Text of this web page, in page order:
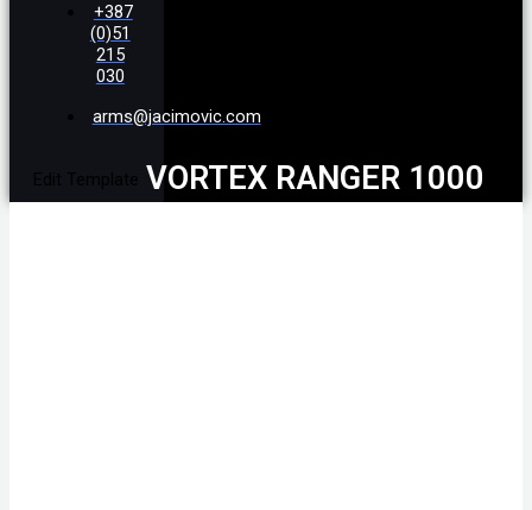
+387
(0)51
215
030
arms@jacimovic.com
Edit Template VORTEX RANGER 1000